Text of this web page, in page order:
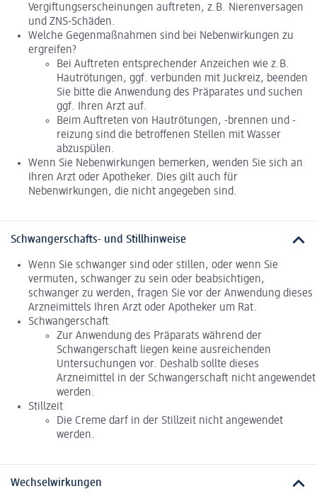
Vergiftungserscheinungen auftreten, z.B. Nierenversagen
und ZNS-Schäden.
Welche Gegenmaßnahmen sind bei Nebenwirkungen zu
ergreifen?
Bei Auftreten entsprechender Anzeichen wie z.B.
Hautrötungen, ggf. verbunden mit Juckreiz, beenden
Sie bitte die Anwendung des Präparates und suchen
ggf. Ihren Arzt auf.
Beim Auftreten von Hautrötungen, -brennen und -
reizung sind die betroffenen Stellen mit Wasser
abzuspülen.
Wenn Sie Nebenwirkungen bemerken, wenden Sie sich an
Ihren Arzt oder Apotheker. Dies gilt auch für
Nebenwirkungen, die nicht angegeben sind.
Schwangerschafts- und Stillhinweise
Wenn Sie schwanger sind oder stillen, oder wenn Sie
vermuten, schwanger zu sein oder beabsichtigen,
schwanger zu werden, fragen Sie vor der Anwendung dieses
Arzneimittels Ihren Arzt oder Apotheker um Rat.
Schwangerschaft
Zur Anwendung des Präparats während der
Schwangerschaft liegen keine ausreichenden
Untersuchungen vor. Deshalb sollte dieses
Arzneimittel in der Schwangerschaft nicht angewendet
werden.
Stillzeit
Die Creme darf in der Stillzeit nicht angewendet
werden.
Wechselwirkungen